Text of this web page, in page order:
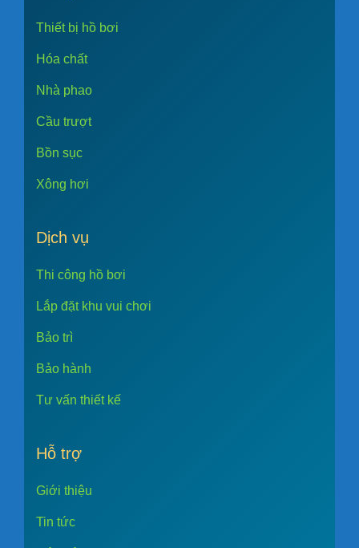
Thiết bị hồ bơi
Hóa chất
Nhà phao
Cầu trượt
Bồn sục
Xông hơi
Dịch vụ
Thi công hồ bơi
Lắp đặt khu vui chơi
Bảo trì
Bảo hành
Tư vấn thiết kế
Hỗ trợ
Giới thiệu
Tin tức